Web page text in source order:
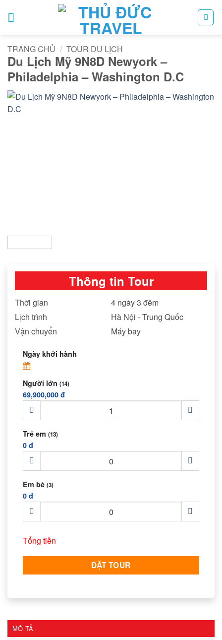
qua
TRANG CHỦ / TOUR DU LỊCH
Du Lịch Mỹ 9N8D Newyork –
Philadelphia – Washington D.C
Thông tin Tour
Thời gian
4 ngày 3 đêm
Lịch trình
Hà Nội - Trung Quốc
Vận chuyển
Máy bay
Ngày khởi hành
Người lớn (14)
69,900,000 đ
Trẻ em (13)
0 đ
Em bé (3)
0 đ
Tổng tiền
ĐẶT TOUR
MÔ TẢ